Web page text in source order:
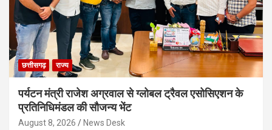
छत्तीसगढ़ राज्य
पर्यटन मंत्री राजेश अग्रवाल से ग्लोबल ट्रैवल एसोसिएशन के
प्रतिनिधिमंडल की सौजन्य भेंट
August 8, 2026 News Desk